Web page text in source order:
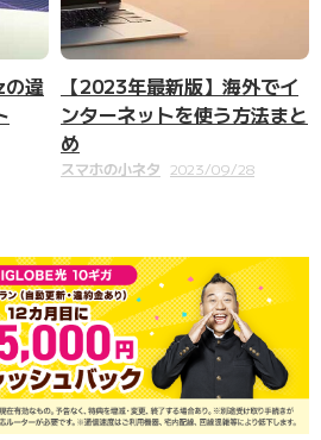
違
【2023年最新版】海外でイ
ンターネットを使う方法まと
め
スマホの小ネタ 2023/09/28